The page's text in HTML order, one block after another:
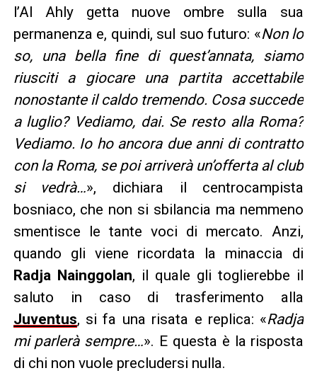
l’Al Ahly getta nuove ombre sulla sua
permanenza e, quindi, sul suo futuro: «Non lo
so, una bella fine di quest’annata, siamo
riusciti a giocare una partita accettabile
nonostante il caldo tremendo. Cosa succede
a luglio? Vediamo, dai. Se resto alla Roma?
Vediamo. Io ho ancora due anni di contratto
con la Roma, se poi arriverà un’offerta al club
si vedrà…», dichiara il centrocampista
bosniaco, che non si sbilancia ma nemmeno
smentisce le tante voci di mercato. Anzi,
quando gli viene ricordata la minaccia di
Radja Nainggolan, il quale gli toglierebbe il
saluto in caso di trasferimento alla
Juventus, si fa una risata e replica: «Radja
mi parlerà sempre…». E questa è la risposta
di chi non vuole precludersi nulla.